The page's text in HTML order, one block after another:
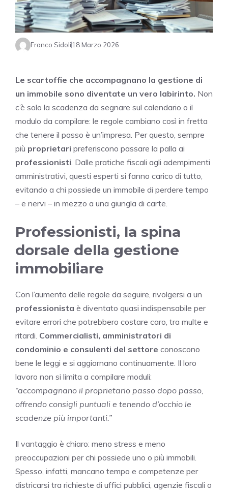
Franco Sidoli 18 Marzo 2026
Le scartoffie che accompagnano la gestione di
un immobile sono diventate un vero labirinto. Non
c’è solo la scadenza da segnare sul calendario o il
modulo da compilare: le regole cambiano così in fretta
che tenere il passo è un’impresa. Per questo, sempre
più proprietari preferiscono passare la palla ai
professionisti . Dalle pratiche fiscali agli adempimenti
amministrativi, questi esperti si fanno carico di tutto,
evitando a chi possiede un immobile di perdere tempo
– e nervi – in mezzo a una giungla di carte.
Professionisti, la spina
dorsale della gestione
immobiliare
Con l’aumento delle regole da seguire, rivolgersi a un
professionista è diventato quasi indispensabile per
evitare errori che potrebbero costare caro, tra multe e
ritardi. Commercialisti, amministratori di
condominio e consulenti del settore conoscono
bene le leggi e si aggiornano continuamente. Il loro
lavoro non si limita a compilare moduli:
“accompagnano il proprietario passo dopo passo,
offrendo consigli puntuali e tenendo d’occhio le
scadenze più importanti.”
Il vantaggio è chiaro: meno stress e meno
preoccupazioni per chi possiede uno o più immobili.
Spesso, infatti, mancano tempo e competenze per
districarsi tra richieste di uffici pubblici, agenzie fiscali o